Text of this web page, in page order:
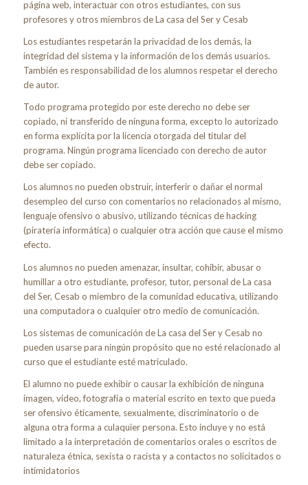
página web, interactuar con otros estudiantes, con sus
profesores y otros miembros de La casa del Ser y Cesab
Los estudiantes respetarán la privacidad de los demás, la
integridad del sistema y la información de los demás usuarios.
También es responsabilidad de los alumnos respetar el derecho
de autor.
Todo programa protegido por este derecho no debe ser
copiado, ni transferido de ninguna forma, excepto lo autorizado
en forma explícita por la licencia otorgada del titular del
programa. Ningún programa licenciado con derecho de autor
debe ser copiado.
Los alumnos no pueden obstruir, interferir o dañar el normal
desempleo del curso con comentarios no relacionados al mismo,
lenguaje ofensivo o abusivo, utilizando técnicas de hacking
(piratería informática) o cualquier otra acción que cause el mismo
efecto.
Los alumnos no pueden amenazar, insultar, cohibir, abusar o
humillar a otro estudiante, profesor, tutor, personal de La casa
del Ser, Cesab o miembro de la comunidad educativa, utilizando
una computadora o cualquier otro medio de comunicación.
Los sistemas de comunicación de La casa del Ser y Cesab no
pueden usarse para ningún propósito que no esté relacionado al
curso que el estudiante esté matriculado.
El alumno no puede exhibir o causar la exhibición de ninguna
imagen, video, fotografía o material escrito en texto que pueda
ser ofensivo éticamente, sexualmente, discriminatorio o de
alguna otra forma a culaquier persona. Esto incluye y no está
limitado a la interpretación de comentarios orales o escritos de
naturaleza étnica, sexista o racista y a contactos no solicitados o
intimidatorios